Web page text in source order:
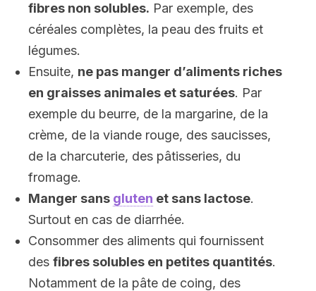
fibres non solubles. Par exemple, des
céréales complètes, la peau des fruits et
légumes.
Ensuite, ne pas manger d’aliments riches
en graisses animales et saturées. Par
exemple du beurre, de la margarine, de la
crème, de la viande rouge, des saucisses,
de la charcuterie, des pâtisseries, du
fromage.
Manger sans gluten et sans lactose.
Surtout en cas de diarrhée.
Consommer des aliments qui fournissent
des fibres solubles en petites quantités.
Notamment de la pâte de coing, des